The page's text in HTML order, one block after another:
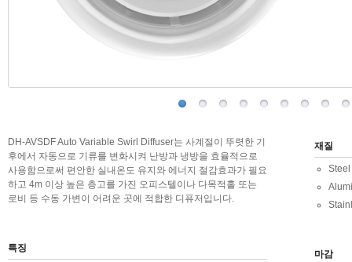
DH-AVSDF Auto Variable Swirl Diffuser는 사계절이 뚜렷한 기
후에서 자동으로 기류를 변화시켜 난방과 냉방을 효율적으로
사용함으로써 편안한 실내온도 유지와 에너지 절감효과가 필요
하고 4m 이상 높은 층고를 가진 오피스텔이나 다목적홀 또는
로비 등 수동 가변이 어려운 곳에 적합한 디퓨저입니다.
특징
재질
Steel
마감